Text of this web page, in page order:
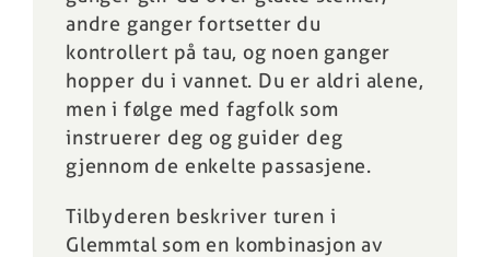
andre ganger fortsetter du
kontrollert på tau, og noen ganger
hopper du i vannet. Du er aldri alene,
men i følge med fagfolk som
instruerer deg og guider deg
gjennom de enkelte passasjene.
Tilbyderen beskriver turen i
Glemmtal som en kombinasjon av